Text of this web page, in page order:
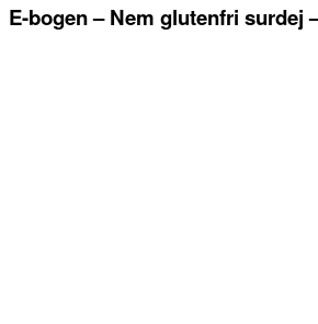
E-bogen – Nem glutenfri surdej